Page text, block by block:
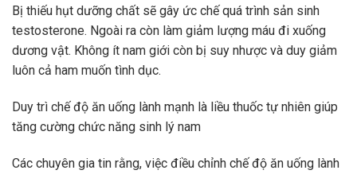
Bị thiếu hụt dưỡng chất sẽ gây ức chế quá trình sản sinh
testosterone. Ngoài ra còn làm giảm lượng máu đi xuống
dương vật. Không ít nam giới còn bị suy nhược và duy giảm
luôn cả ham muốn tình dục.
Duy trì chế độ ăn uống lành mạnh là liều thuốc tự nhiên giúp
tăng cường chức năng sinh lý nam
Các chuyên gia tin rằng, việc điều chỉnh chế độ ăn uống lành